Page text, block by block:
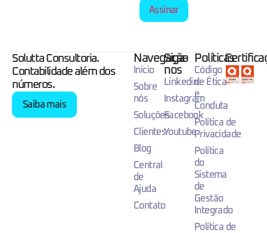
Assinar
Solutta Consultoria.
Contabilidade além dos
números.
Saiba mais
Navegação
Início
Sobre
nós
Soluções
Clientes
Blog
Central
de
Ajuda
Contato
Siga-
nos
Linkedin
Instagram
Facebook
Youtube
Políticas
Código
de Ética
e
Conduta
Política de
Privacidade
Política
do
Sistema
de
Gestão
Integrado
Política de